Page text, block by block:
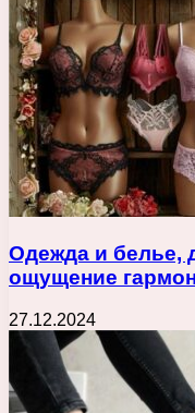
Одежда и белье,
ощущение
27.12.2024